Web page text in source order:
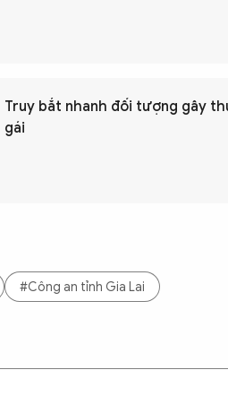
Truy bắt nhanh đối tượng gây
gái
#Công an tỉnh Gia Lai